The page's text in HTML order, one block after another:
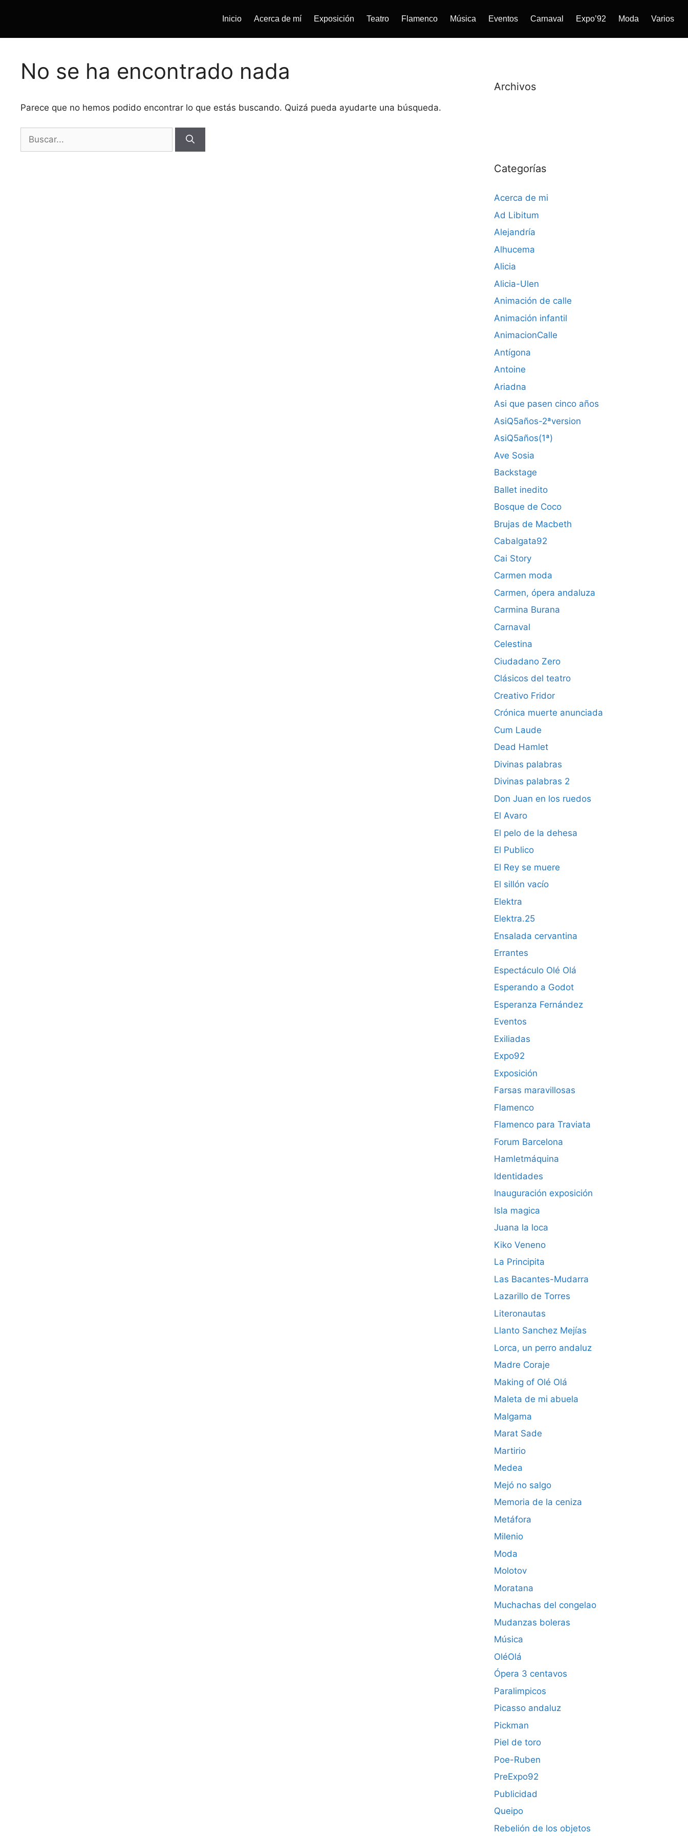
Inicio Acerca de mí Exposición Teatro Flamenco Música Eventos Carnaval Expo’92 Moda Varios
No se ha encontrado nada
Parece que no hemos podido encontrar lo que estás buscando. Quizá pueda ayudarte una búsqueda.
Archivos
Categorías
Acerca de mi
Ad Libitum
Alejandría
Alhucema
Alicia
Alicia-Ulen
Animación de calle
Animación infantil
AnimacionCalle
Antígona
Antoine
Ariadna
Asi que pasen cinco años
AsiQ5años-2ªversion
AsiQ5años(1ª)
Ave Sosia
Backstage
Ballet inedito
Bosque de Coco
Brujas de Macbeth
Cabalgata92
Cai Story
Carmen moda
Carmen, ópera andaluza
Carmina Burana
Carnaval
Celestina
Ciudadano Zero
Clásicos del teatro
Creativo Fridor
Crónica muerte anunciada
Cum Laude
Dead Hamlet
Divinas palabras
Divinas palabras 2
Don Juan en los ruedos
El Avaro
El pelo de la dehesa
El Publico
El Rey se muere
El sillón vacío
Elektra
Elektra.25
Ensalada cervantina
Errantes
Espectáculo Olé Olá
Esperando a Godot
Esperanza Fernández
Eventos
Exiliadas
Expo92
Exposición
Farsas maravillosas
Flamenco
Flamenco para Traviata
Forum Barcelona
Hamletmáquina
Identidades
Inauguración exposición
Isla magica
Juana la loca
Kiko Veneno
La Principita
Las Bacantes-Mudarra
Lazarillo de Torres
Literonautas
Llanto Sanchez Mejías
Lorca, un perro andaluz
Madre Coraje
Making of Olé Olá
Maleta de mi abuela
Malgama
Marat Sade
Martirio
Medea
Mejó no salgo
Memoria de la ceniza
Metáfora
Milenio
Moda
Molotov
Moratana
Muchachas del congelao
Mudanzas boleras
Música
OléOlá
Ópera 3 centavos
Paralimpicos
Picasso andaluz
Pickman
Piel de toro
Poe-Ruben
PreExpo92
Publicidad
Queipo
Rebelión de los objetos